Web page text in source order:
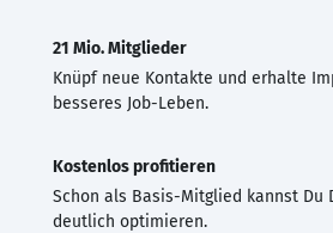
21 Mio. Mitglieder
Knüpf neue Kontakte und erhalte
besseres Job-Leben.
Kostenlos profitieren
Schon als Basis-Mitglied kannst Du
deutlich optimieren.